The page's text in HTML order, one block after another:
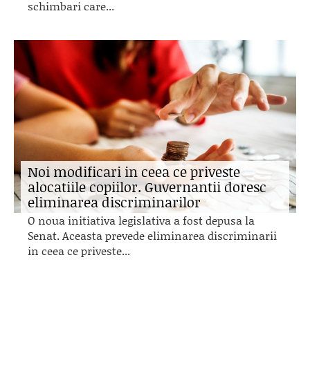
schimbari care...
Noi modificari in ceea ce priveste
alocatiile copiilor. Guvernantii doresc
eliminarea discriminarilor
O noua initiativa legislativa a fost depusa la
Senat. Aceasta prevede eliminarea discriminarii
in ceea ce priveste...